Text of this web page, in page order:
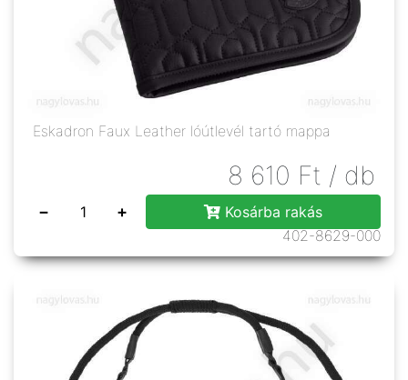
Eskadron Faux Leather lóútlevél tartó mappa
8 610 Ft / db
− +
Kosárba rakás
402-8629-000